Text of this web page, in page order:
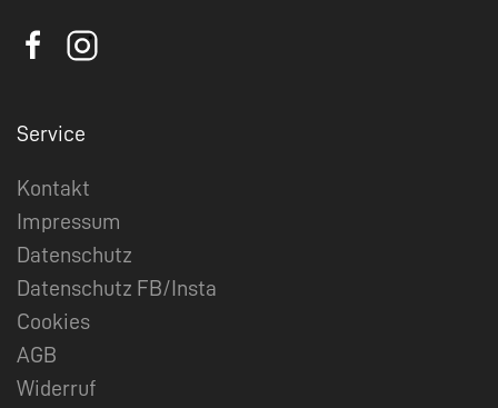
Service
Kontakt
Impressum
Datenschutz
Datenschutz FB/Insta
Cookies
AGB
Widerruf